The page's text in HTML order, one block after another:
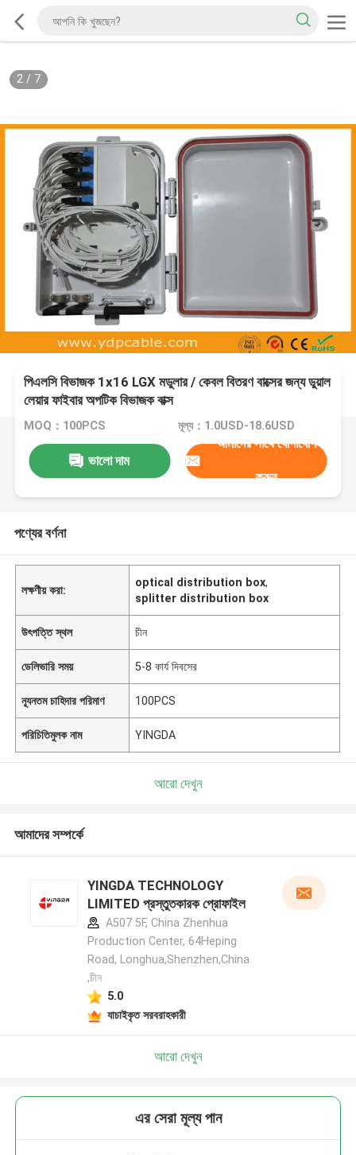
2/ 7
পিএলসি বিভাজক 1x16 LGX মডুলার / কেবল বিতরণ বাক্সের জন্য ডুয়াল
লেয়ার ফাইবার অপটিক বিভাজক বাক্স
MOQ：100PCS মূল্য：1.0USD-18.6USD
ভালো দাম
আমাদের সাথে যোগাযোগ
করুন
পণ্যের বর্ণনা
লক্ষণীয় করা:
optical distribution box,
splitter distribution box
উৎপত্তি স্থল চীন
ডেলিভারি সময় 5-8 কার্য দিবসের
ন্যূনতম চাহিদার পরিমাণ 100PCS
পরিচিতিমুলক নাম YINGDA
আরো দেখুন
আমাদের সম্পর্কে
YINGDA TECHNOLOGY
LIMITED প্রস্তুতকারক প্রোফাইল
A507 5F, China Zhenhua
Production Center, 64Heping
Road, Longhua,Shenzhen,China
,চীন
5.0
যাচাইকৃত সরবরাহকারী
আরো দেখুন
এর সেরা মূল্য পান